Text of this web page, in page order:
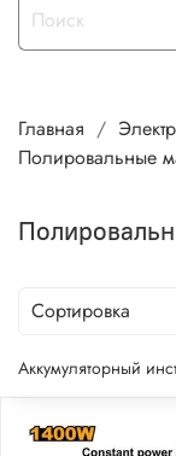
Главная
Полировальные
Аккумуляторный